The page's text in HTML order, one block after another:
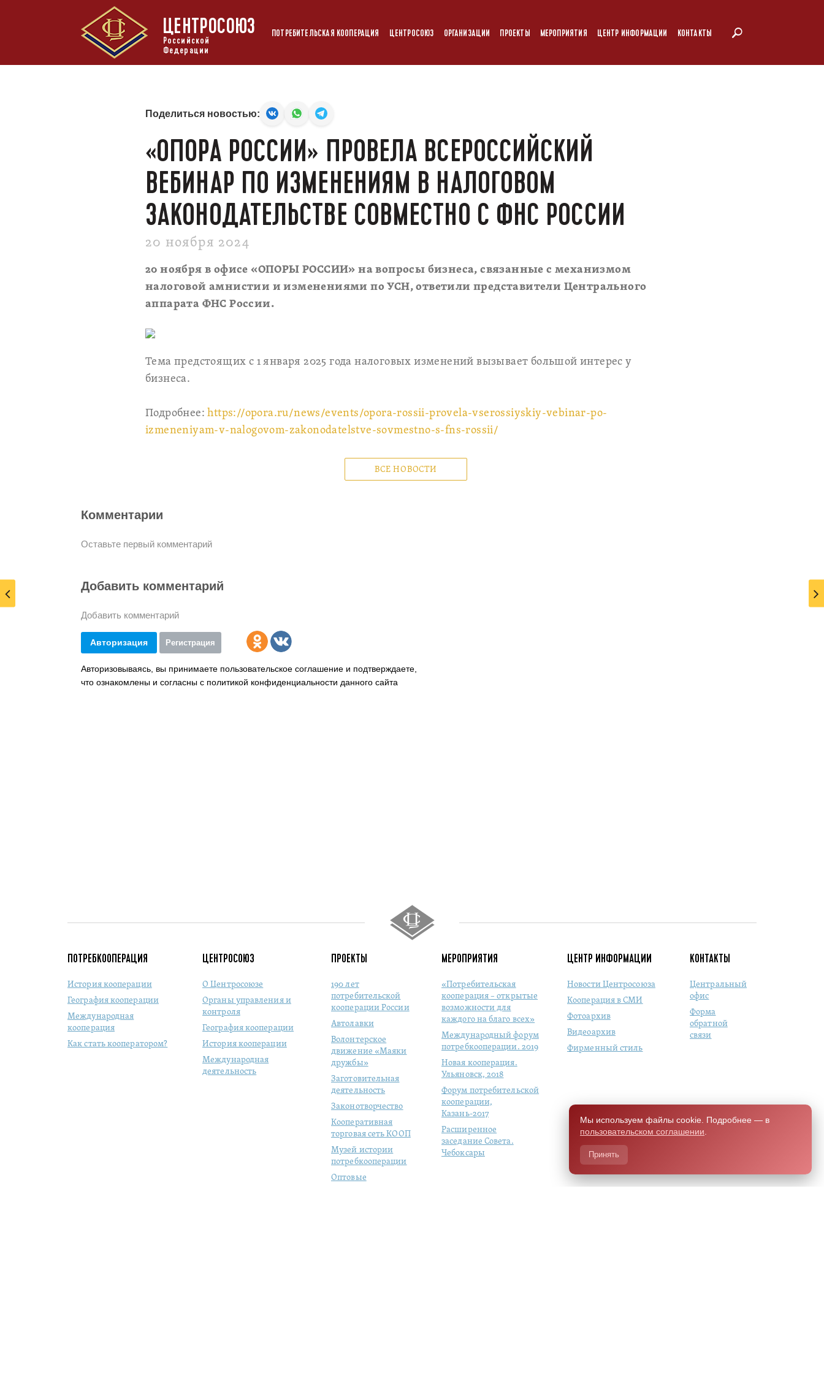
ЦЕНТРОСОЮЗ
Российской
Федерации
ПОТРЕБИТЕЛЬСКАЯ КООПЕРАЦИЯ ЦЕНТРОСОЮЗ ОРГАНИЗАЦИИ ПРОЕКТЫ МЕРОПРИЯТИЯ ЦЕНТР ИНФОРМАЦИИ КОНТАКТЫ
Поделиться новостью:
«ОПОРА РОССИИ» ПРОВЕЛА ВСЕРОССИЙСКИЙ
ВЕБИНАР ПО ИЗМЕНЕНИЯМ В НАЛОГОВОМ
ЗАКОНОДАТЕЛЬСТВЕ СОВМЕСТНО С ФНС РОССИИ
20 ноября 2024
20 ноября в офисе «ОПОРЫ РОССИИ» на вопросы бизнеса, связанные с механизмом
налоговой амнистии и изменениями по УСН, ответили представители Центрального
аппарата ФНС России.
Тема предстоящих с 1 января 2025 года налоговых изменений вызывает большой интерес у
бизнеса.
Подробнее:https://opora.ru/news/events/opora-rossii-provela-vserossiyskiy-vebinar-po-
izmeneniyam-v-nalogovom-zakonodatelstve-sovmestno-s-fns-rossii/
ВСЕ НОВОСТИ
Комментарии
Оставьте первый комментарий
Добавить комментарий
Добавить комментарий
Авторизация Регистрация
Авторизовываясь, вы принимаете пользовательское соглашение и подтверждаете,
что ознакомлены и согласны с политикой конфиденциальности данного сайта
ПОТРЕБКООПЕРАЦИЯ
История кооперации
География кооперации
Международная
кооперация
Как стать кооператором?
ЦЕНТРОСОЮЗ
О Центросоюзе
Органы управления и
контроля
География кооперации
История кооперации
Международная
деятельность
ПРОЕКТЫ
190 лет
потребительской
кооперации России
Автолавки
Волонтерское
движение «Маяки
дружбы»
Заготовительная
деятельность
Законотворчество
Кооперативная
торговая сеть КООП
Музей истории
потребкооперации
Оптовые
МЕРОПРИЯТИЯ
«Потребительская
кооперация – открытые
возможности для
каждого на благо всех»
Международный форум
потребкооперации. 2019
Новая кооперация.
Ульяновск, 2018
Форум потребительской
кооперации,
Казань-2017
Расширенное
заседание Совета.
Чебоксары
ЦЕНТР ИНФОРМАЦИИ
Новости Центросоюза
Кооперация в СМИ
Фотоархив
Видеоархив
Фирменный стиль
КОНТАКТЫ
Центральный
офис
Форма
обратной
связи
Мы используем файлы cookie. Подробнее — в
пользовательском соглашении
Принять